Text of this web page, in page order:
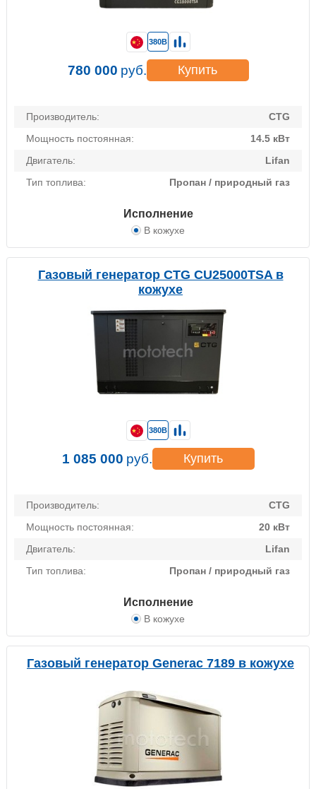
Производитель:
CTG
Мощность постоянная:
14.5 кВт
Двигатель:
Lifan
Тип топлива:
Пропан / природный газ
Исполнение
В кожухе
380В
780 000 руб. Купить
Газовый генератор CTG CU25000TSA в
кожухе
Производитель:
CTG
Мощность постоянная:
20 кВт
Двигатель:
Lifan
Тип топлива:
Пропан / природный газ
Исполнение
В кожухе
380В
1 085 000 руб. Купить
Газовый генератор Generac 7189 в кожухе